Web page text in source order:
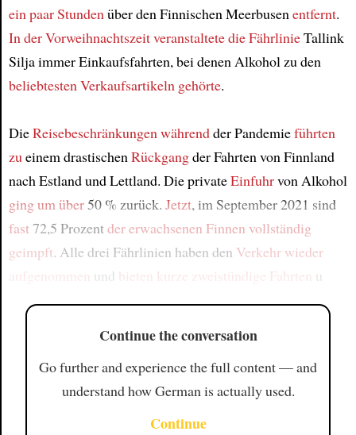
ein paar Stunden über den Finnischen Meerbusen entfernt.
In der Vorweihnachtszeitveranstaltetedie FährlinieTallink
Silja immer Einkaufsfahrten, bei denen Alkohol zu den
beliebtesten Verkaufsartikeln gehörte.
DieReisebeschränkungen währendder Pandemieführten
zu einem drastischen Rückgangder Fahrten von Finnland
nach Estland und Lettland. Die privateEinfuhrvon Alkohol
gingum über50 % zurück. Jetzt, im September 2021 sind
fast72,5 Prozentder erwachsenen Finnen vollständig
geimpft. Alle drei Fährlinien haben den Verkehr wieder
aufgenommen und bieten kurze zweistündige Fahrten u
Continue the conversation
Go further and experience the full content — and
understand how German is actually used.
Continue